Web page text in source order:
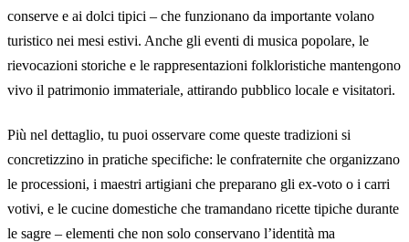
conserve e ai dolci tipici – che funzionano da importante volano
turistico nei mesi estivi. Anche gli eventi di musica popolare, le
rievocazioni storiche e le rappresentazioni folkloristiche mantengono
vivo il patrimonio immateriale, attirando pubblico locale e visitatori.
Più nel dettaglio, tu puoi osservare come queste tradizioni si
concretizzino in pratiche specifiche: le confraternite che organizzano
le processioni, i maestri artigiani che preparano gli ex-voto o i carri
votivi, e le cucine domestiche che tramandano ricette tipiche durante
le sagre – elementi che non solo conservano l’identità ma